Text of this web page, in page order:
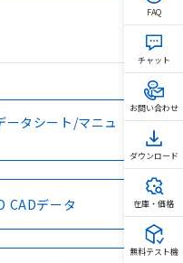
ータシート/マニュ
CADデータ
FAQ
チャット
お問い合わせ
ダウンロード
在庫・価格
無料テスト機